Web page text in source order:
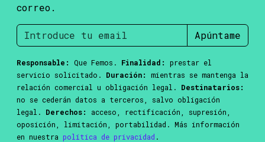
correo.
Apúntame
Responsable: Que Femos. Finalidad:
prestar el
servicio solicitado. Duración:
mientras se mantenga la
relación comercial u obligación legal. Destinatarios:
no se cederán datos a terceros, salvo obligación
legal. Derechos:
acceso, rectificación, supresión,
oposición, limitación, portabilidad. Más información
en nuestra política de privacidad .